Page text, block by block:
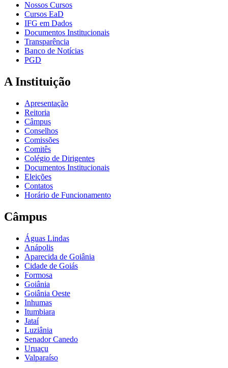
Nossos Cursos
Cursos EaD
IFG em Dados
Documentos Institucionais
Transparência
Banco de Notícias
PGD
A Instituição
Apresentação
Reitoria
Câmpus
Conselhos
Comissões
Comitês
Colégio de Dirigentes
Documentos Institucionais
Eleições
Contatos
Horário de Funcionamento
Câmpus
Águas Lindas
Anápolis
Aparecida de Goiânia
Cidade de Goiás
Formosa
Goiânia
Goiânia Oeste
Inhumas
Itumbiara
Jataí
Luziânia
Senador Canedo
Uruaçu
Valparaíso